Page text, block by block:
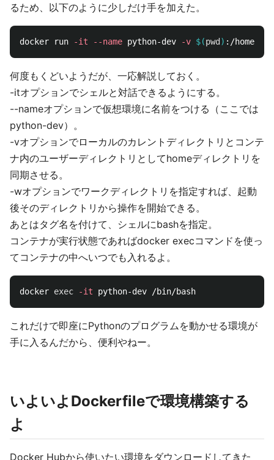
るため、以下のように少しだけ手を加えた。
docker run -it --name python-dev -v $(pwd ) :/home
何度もくどいようだが、一応解説しておく。
-itオプションでシェルと対話できるようにする。
--nameオプションで仮想環境に名前をつける（ここでは
python-dev）。
-vオプションでローカルのカレントディレクトリとコンテ
ナ内のユーザーディレクトリとしてhomeディレクトリを
同期させる。
-wオプションでワークディレクトリを指定すれば、起動
後そのディレクトリから操作を開始できる。
あとはタグ名を付けて、シェルにbashを指定。
コンテナが実行状態であればdocker execコマンドを使っ
てコンテナの中へいつでも入れるよ。
docker exec -it
これだけで即座にPythonのプログラムを動かせる環境が
手に入るんだから、便利やねー。
いよいよDockerfileで環境構築する
よ
Docker Hubから使いたい環境をダウンロードしてきた